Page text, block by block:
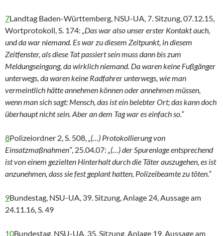
7Landtag Baden-Württemberg, NSU-UA, 7. Sitzung, 07.12.15,
Wortprotokoll, S. 174: „Das war also unser erster Kontakt auch,
und da war niemand. Es war zu diesem Zeitpunkt, in diesem
Zeitfenster, als diese Tat passiert sein muss dann bis zum
Meldungseingang, da wirklich niemand. Da waren keine Fußgänger
unterwegs, da waren keine Radfahrer unterwegs, wie man
vermeintlich hätte annehmen können oder annehmen müssen,
wenn man sich sagt: Mensch, das ist ein belebter Ort; das kann doch
überhaupt nicht sein. Aber an dem Tag war es einfach so.“
8Polizeiordner 2, S. 508,„(…) Protokollierung von
Einsatzmaßnahmen“, 25.04.07: „(…)der Spurenlage entsprechend
ist von einem gezielten Hinterhalt durch die Täter auszugehen, es ist
anzunehmen, dass sie fest geplant hatten, Polizeibeamte zu töten.“
9Bundestag, NSU-UA, 39. Sitzung, Anlage 24, Aussage am
24.11.16, S. 49
10Bundestag, NSU-UA, 35. Sitzung, Anlage 19, Aussage am